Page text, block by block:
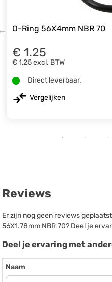
O-Ring 56X4mm NBR 70
€ 1.25
€ 1,25excl. BTW
Direct leverbaar.
Vergelijken
Reviews
Er zijn nog geen reviews
56X1.78mm NBR 70? Deel je
Deel je ervaring met
Naam